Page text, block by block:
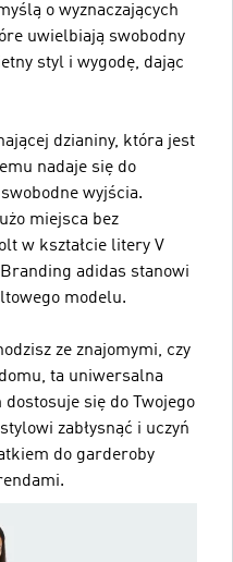
o wyznaczających
uwielbiają swobodny
styl i wygodę, dając
dzianiny, która jest
nadaje się do
wyjścia.
miejsca bez
w kształcie litery V
adidas stanowi
modelu.
ze znajomymi, czy
ta uniwersalna
się do Twojego
zabłysnąć i uczyń
do garderoby